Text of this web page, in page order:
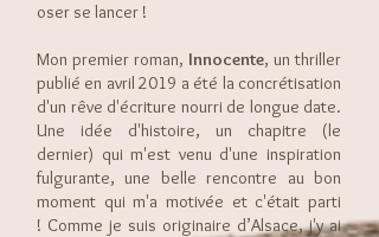
oser se lancer !
Mon premier roman, Innocente, un thriller
publié en avril 2019 a été la concrétisation
d'un rêve d'écriture nourri de longue date.
Une idée d'histoire, un chapitre (le
dernier) qui m'est venu d'une inspiration
fulgurante, une belle rencontre au bon
moment qui m'a motivée et c'était parti
! Comme je suis originaire d’Alsace, j'y ai